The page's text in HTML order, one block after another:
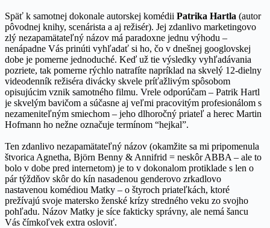
Späť k samotnej dokonale autorskej komédii Patrika Hartla (autor
pôvodnej knihy, scenárista a aj režisér). Jej zdanlivo marketingovo
zlý nezapamätateľný názov má paradoxne jednu výhodu –
nenápadne Vás prinúti vyhľadať si ho, čo v dnešnej googlovskej
dobe je pomerne jednoduché. Keď už tie výsledky vyhľadávania
pozriete, tak pomerne rýchlo natrafíte napríklad na skvelý 12-dielny
videodenník režiséra divácky skvele príťažlivým spôsobom
opisujúcim vznik samotného filmu. Vrele odporúčam – Patrik Hartl
je skvelým bavičom a súčasne aj veľmi pracovitým profesionálom s
nezameniteľným smiechom – jeho dlhoročný priateľ a herec Martin
Hofmann ho nežne označuje termínom “hejkal”.
Ten zdanlivo nezapamätateľný názov (okamžite sa mi pripomenula
štvorica Agnetha, Björn Benny & Annifrid = neskôr ABBA – ale to
bolo v dobe pred internetom) je to v dokonalom protiklade s len o
pár týždňov skôr do kín nasadenou genderovo zrkadlovo
nastavenou komédiou Matky – o štyroch priateľkách, ktoré
prežívajú svoje matersko ženské krízy stredného veku zo svojho
pohľadu. Názov Matky je síce fakticky správny, ale nemá šancu
Vás čímkoľvek extra osloviť.